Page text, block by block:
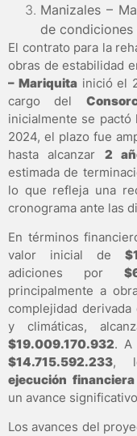
Manizales –
de condiciones
El contrato para la
obras de estabilidad
– Mariquitainició el
cargo del
inicialmente se
2024, el plazo fue
hasta alcanzar 2
estimada de
lo que refleja una
cronograma ante las
En términos
valor inicial de
adiciones por
principalmente a
complejidad
y climáticas,
$19.009.170.932. A
$14.715.592.233,
ejecución
un avance
Los avances del